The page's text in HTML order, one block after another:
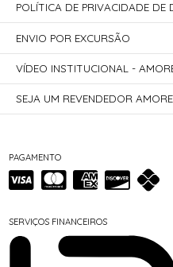
PAGAMENTO
SERVIÇOS FINANCEIROS
POLÍTICA DE PRIVACIDADE DE
ENVIO POR EXCURSÃO
VÍDEO INSTITUCIONAL -
SEJA UM REVENDEDOR